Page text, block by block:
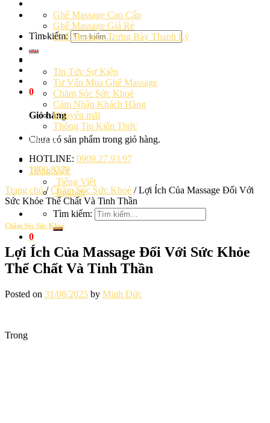
Tìm kiếm:
0
Giỏ hàng
Chưa có sản phẩm trong giỏ hàng.
Tiếng Việt
Tiếng Việt
English
Tìm kiếm:
0
Ghế Massage Cao Cấp
Ghế Massage Giá Rẻ
Ghế Massage Trưng Bày Thanh Lý
Cảm Nhận Khách Hàng
Tin Tức Sự Kiện
Tư Vấn Mua Ghế Massage
Chăm Sóc Sức Khoẻ
Cảm Nhận Khách Hàng
Khuyến mãi
Thông Tin Kiến Thức
Liên hệ
HOTLINE: 0909.27.93.97
1800.8379
Trang chủ / Chăm Sóc Sức Khoẻ /Lợi Ích Của Massage Đối Với
Sức Khỏe Thể Chất Và Tinh Thần
Chăm Sóc Sức Khoẻ
Lợi Ích Của Massage Đối Với Sức Khỏe
Thể Chất Và Tinh Thần
Posted on 31/08/2025 by Minh Đức
Trong